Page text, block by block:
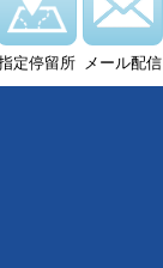
定停留所 メール配信